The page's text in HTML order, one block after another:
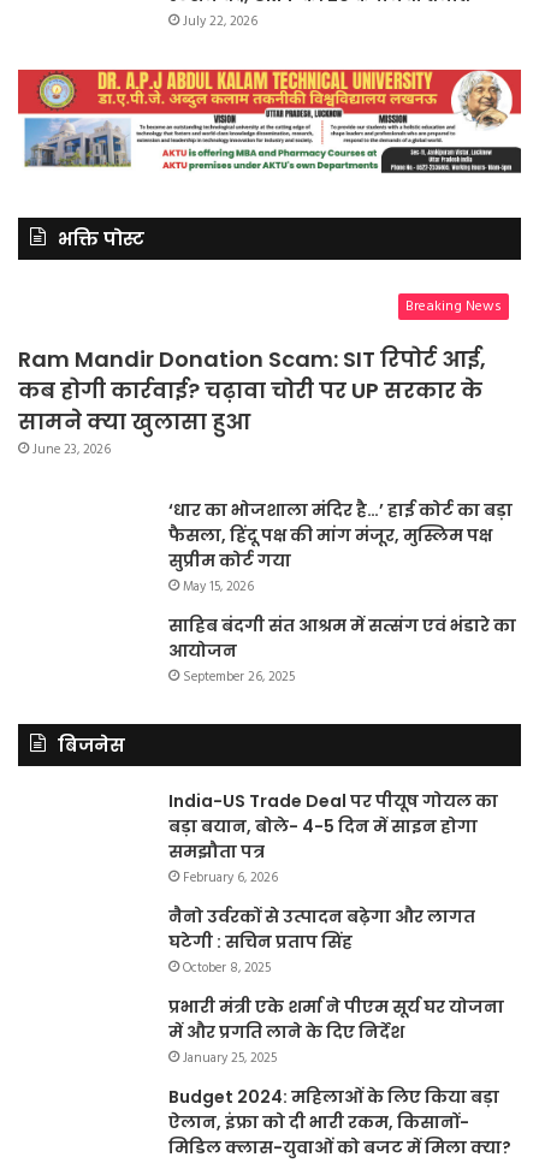
July 22, 2026
भक्ति पोस्ट
Breaking News
Ram Mandir Donation Scam: SIT रिपोर्ट आई,
कब होगी कार्रवाई? चढ़ावा चोरी पर UP सरकार के
सामने क्या खुलासा हुआ
June 23, 2026
‘धार का भोजशाला मंदिर है…’ हाई कोर्ट का बड़ा
फैसला, हिंदू पक्ष की मांग मंजूर, मुस्लिम पक्ष
सुप्रीम कोर्ट गया
May 15, 2026
साहिब बंदगी संत आश्रम में सत्संग एवं भंडारे का
आयोजन
September 26, 2025
बिजनेस
India-US Trade Deal पर पीयूष गोयल का
बड़ा बयान, बोले- 4-5 दिन में साइन होगा
समझौता पत्र
February 6, 2026
नैनो उर्वरकों से उत्पादन बढ़ेगा और लागत
घटेगी : सचिन प्रताप सिंह
October 8, 2025
प्रभारी मंत्री एके शर्मा ने पीएम सूर्य घर योजना
में और प्रगति लाने के दिए निर्देश
January 25, 2025
Budget 2024: महिलाओं के लिए किया बड़ा
ऐलान, इंफ्रा को दी भारी रकम, किसानों-
मिडिल क्लास-युवाओं को बजट में मिला क्या?